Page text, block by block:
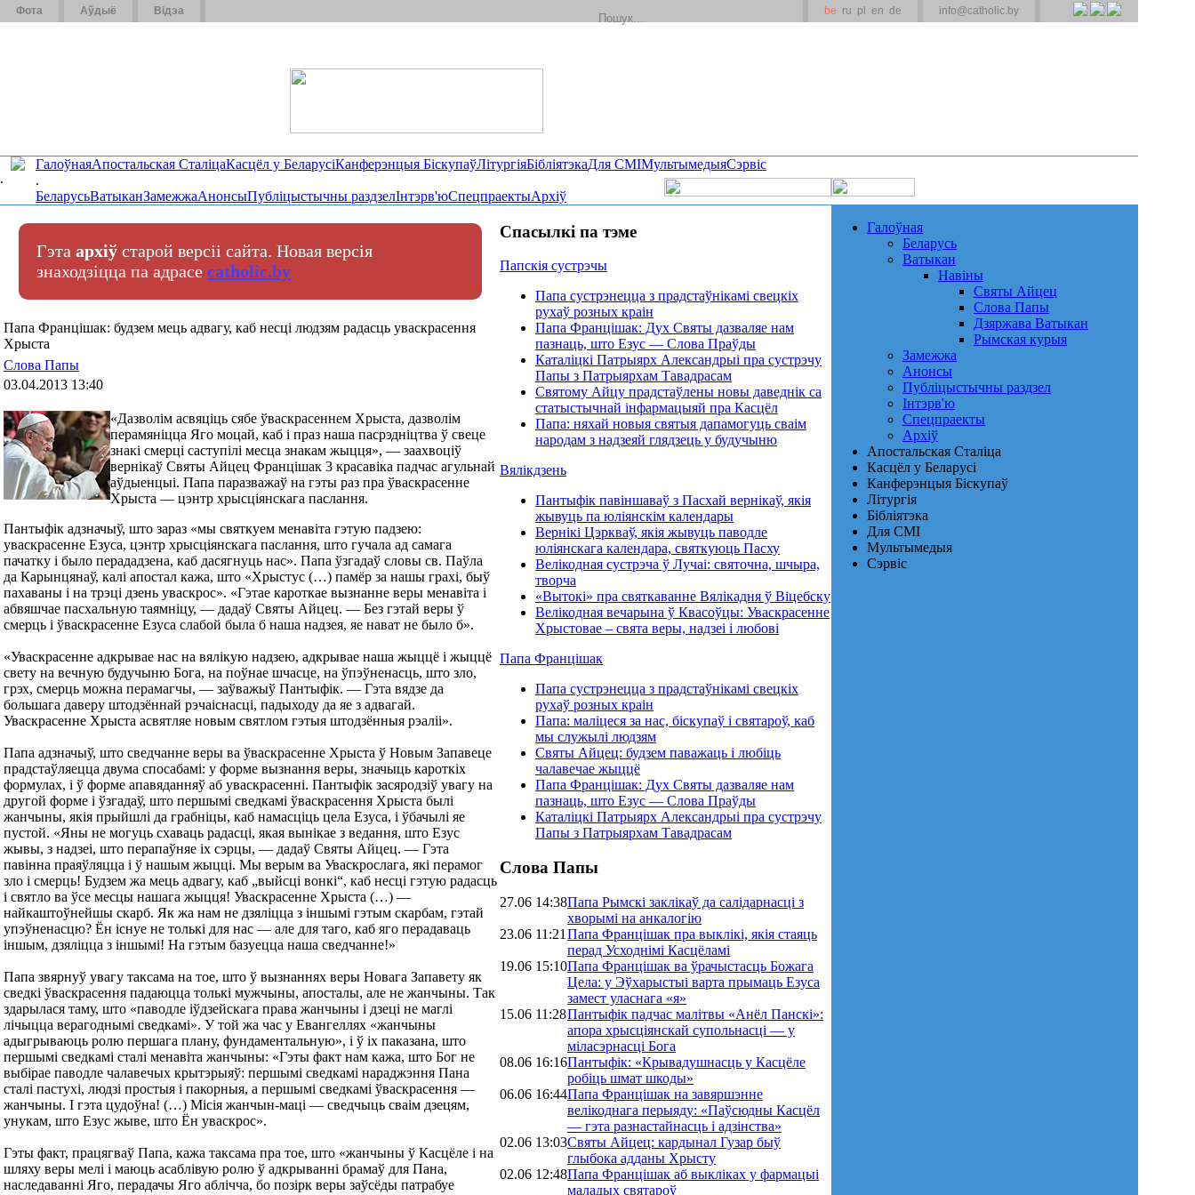
Фота Аўдыё Відэа be ru pl en de info@catholic.by
.
ГалоўнаяАпостальская СталіцаКасцёл у БеларусіКанферэнцыя БіскупаўЛітургіяБібліятэкаДля СМІМультымедыяСэрвіс
.
БеларусьВатыканЗамежжаАнонсыПубліцыстычны раздзелІнтэрв'юСпецпраектыАрхіў
Гэта архіў старой версіі сайта. Новая версія
знаходзіцца па адрасе catholic.by
Папа Францішак: будзем мець адвагу, каб несці людзям радасць уваскрасення
Хрыста
Слова Папы
03.04.2013 13:40
«Дазволім асвяціць сябе ўваскрасеннем Хрыста, дазволім
перамяніцца Яго моцай, каб і праз наша пасрэдніцтва ў свеце
знакі смерці саступілі месца знакам жыцця», — заахвоціў
вернікаў Святы Айцец Францішак 3 красавіка падчас агульнай
аўдыенцыі. Папа паразважаў на гэты раз пра ўваскрасенне
Хрыста — цэнтр хрысціянскага паслання.
Пантыфік адзначыў, што зараз «мы святкуем менавіта гэтую падзею:
уваскрасенне Езуса, цэнтр хрысціянскага паслання, што гучала ад самага
пачатку і было перададзена, каб дасягнуць нас». Папа ўзгадаў словы св. Паўла
да Карынцянаў, калі апостал кажа, што «Хрыстус (…) памёр за нашы грахі, быў
пахаваны і на трэці дзень уваскрос». «Гэтае кароткае вызнанне веры менавіта і
абвяшчае пасхальную таямніцу, — дадаў Святы Айцец. — Без гэтай веры ў
смерць і ўваскрасенне Езуса слабой была б наша надзея, яе нават не было б».
«Уваскрасенне адкрывае нас на вялікую надзею, адкрывае наша жыццё і жыццё
свету на вечную будучыню Бога, на поўнае шчасце, на ўпэўненасць, што зло,
грэх, смерць можна перамагчы, — заўважыў Пантыфік. — Гэта вядзе да
большага даверу штодзённай рэчаіснасці, падыходу да яе з адвагай.
Уваскрасенне Хрыста асвятляе новым святлом гэтыя штодзённыя рэаліі».
Папа адзначыў, што сведчанне веры ва ўваскрасенне Хрыста ў Новым Запавеце
прадстаўляецца двума спосабамі: у форме вызнання веры, значыць кароткіх
формулах, і ў форме апавяданняў аб уваскрасенні. Пантыфік засяродзіў увагу на
другой форме і ўзгадаў, што першымі сведкамі ўваскрасення Хрыста былі
жанчыны, якія прыйшлі да грабніцы, каб намасціць цела Езуса, і ўбачылі яе
пустой. «Яны не могуць схаваць радасці, якая вынікае з ведання, што Езус
жывы, з надзеі, што перапаўняе іх сэрцы, — дадаў Святы Айцец. — Гэта
павінна праяўляцца і ў нашым жыцці. Мы верым ва Уваскрослага, які перамог
зло і смерць! Будзем жа мець адвагу, каб „выйсці вонкі“, каб несці гэтую радасць
і святло ва ўсе месцы нашага жыцця! Уваскрасенне Хрыста (…) —
найкаштоўнейшы скарб. Як жа нам не дзяліцца з іншымі гэтым скарбам, гэтай
упэўненасцю? Ён існуе не толькі для нас — але для таго, каб яго перадаваць
іншым, дзяліцца з іншымі! На гэтым базуецца наша сведчанне!»
Папа звярнуў увагу таксама на тое, што ў вызнаннях веры Новага Запавету як
сведкі ўваскрасення падаюцца толькі мужчыны, апосталы, але не жанчыны. Так
здарылася таму, што «паводле іўдзейскага права жанчыны і дзеці не маглі
лічыцца верагоднымі сведкамі». У той жа час у Евангеллях «жанчыны
адыгрываюць ролю першага плану, фундаментальную», і ў іх паказана, што
першымі сведкамі сталі менавіта жанчыны: «Гэты факт нам кажа, што Бог не
выбірае паводле чалавечых крытэрыяў: першымі сведкамі нараджэння Пана
сталі пастухі, людзі простыя і пакорныя, а першымі сведкамі ўваскрасення —
жанчыны. І гэта цудоўна! (…) Місія жанчын-маці — сведчыць сваім дзецям,
унукам, што Езус жыве, што Ён уваскрос».
Гэты факт, працягваў Папа, кажа таксама пра тое, што «жанчыны ў Касцёле і на
шляху веры мелі і маюць асаблівую ролю ў адкрыванні брамаў для Пана,
наследаванні Яго, перадачы Яго аблічча, бо позірк веры заўсёды патрабуе
Спасылкі па тэме
Папскія сустрэчы
Папа сустрэнецца з прадстаўнікамі свецкіх
рухаў розных краін
Папа Францішак: Дух Святы дазваляе нам
пазнаць, што Езус — Слова Праўды
Каталіцкі Патрыярх Александрыі пра сустрэчу
Папы з Патрыярхам Тавадрасам
Святому Айцу прадстаўлены новы даведнік са
статыстычнай інфармацыяй пра Касцёл
Папа: няхай новыя святыя дапамогуць сваім
народам з надзеяй глядзець у будучыню
Вялікдзень
Пантыфік павіншаваў з Пасхай вернікаў, якія
жывуць па юліянскім календары
Вернікі Цэркваў, якія жывуць паводле
юліянскага календара, святкуюць Пасху
Велікодная сустрэча ў Лучаі: святочна, шчыра,
творча
«Вытокі» пра святкаванне Вялікадня ў Віцебску
Велікодная вечарына ў Квасоўцы: Уваскрасенне
Хрыстовае – свята веры, надзеі і любові
Папа Францішак
Папа сустрэнецца з прадстаўнікамі свецкіх
рухаў розных краін
Папа: маліцеся за нас, біскупаў і святароў, каб
мы служылі людзям
Святы Айцец: будзем паважаць і любіць
чалавечае жыццё
Папа Францішак: Дух Святы дазваляе нам
пазнаць, што Езус — Слова Праўды
Каталіцкі Патрыярх Александрыі пра сустрэчу
Папы з Патрыярхам Тавадрасам
Слова Папы
27.06 14:38Папа Рымскі заклікаў да салідарнасці з
хворымі на анкалогію
23.06 11:21 Папа Францішак пра выклікі, якія стаяць
перад Усходнімі Касцёламі
19.06 15:10Папа Францішак ва ўрачыстасць Божага
Цела: у Эўхарыстыі варта прымаць Езуса
замест уласнага «я»
15.06 11:28Пантыфік падчас малітвы «Анёл Панскі»:
апора хрысціянскай супольнасці — у
міласэрнасці Бога
08.06 16:16Пантыфік: «Крывадушнасць у Касцёле
робіць шмат шкоды»
06.06 16:44Папа Францішак на завяршэнне
велікоднага перыяду: «Паўсюдны Касцёл
— гэта разнастайнасць і адзінства»
02.06 13:03Святы Айцец: кардынал Гузар быў
глыбока адданы Хрысту
02.06 12:48Папа Францішак аб выкліках у фармацыі
маладых святароў
Галоўная
Беларусь
Ватыкан
Навіны
Святы Айцец
Слова Папы
Дзяржава Ватыкан
Рымская курыя
Замежжа
Анонсы
Публіцыстычны раздзел
Інтэрв'ю
Спецпраекты
Архіў
Апостальская Сталіца
Касцёл у Беларусі
Канферэнцыя Біскупаў
Літургія
Бібліятэка
Для СМІ
Мультымедыя
Сэрвіс